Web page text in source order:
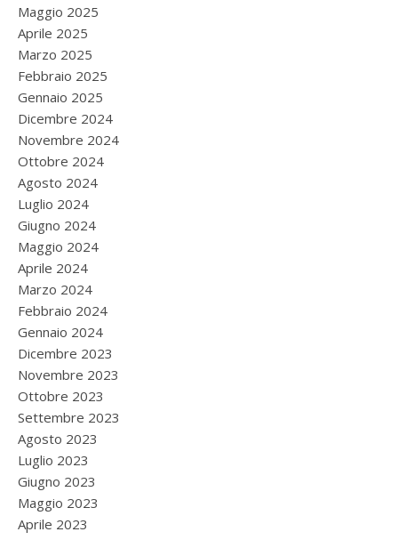
Maggio 2025
Aprile 2025
Marzo 2025
Febbraio 2025
Gennaio 2025
Dicembre 2024
Novembre 2024
Ottobre 2024
Agosto 2024
Luglio 2024
Giugno 2024
Maggio 2024
Aprile 2024
Marzo 2024
Febbraio 2024
Gennaio 2024
Dicembre 2023
Novembre 2023
Ottobre 2023
Settembre 2023
Agosto 2023
Luglio 2023
Giugno 2023
Maggio 2023
Aprile 2023